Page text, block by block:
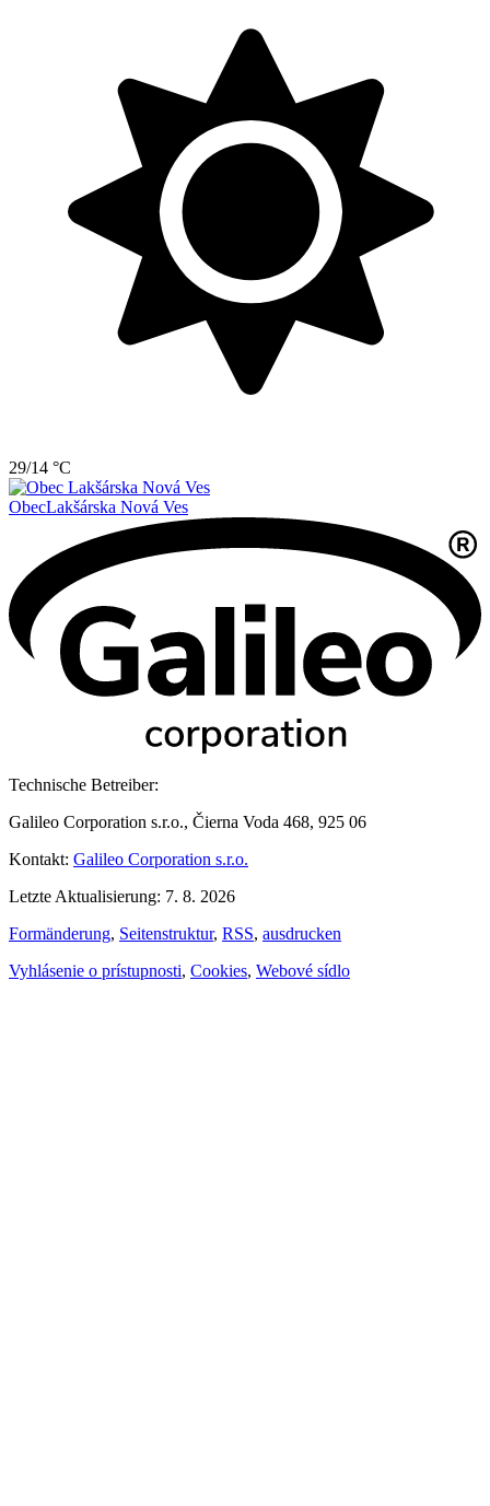
29/14 °C
ObecLakšárska Nová Ves
Technische Betreiber:
Galileo Corporation s.r.o., Čierna Voda 468, 925 06
Kontakt: Galileo Corporation s.r.o.
Letzte Aktualisierung: 7. 8. 2026
Formänderung, Seitenstruktur, RSS, ausdrucken
Vyhlásenie o prístupnosti, Cookies, Webové sídlo